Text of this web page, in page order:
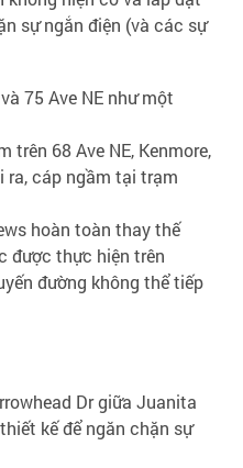
sự ngắn điện (và các sự
75 Ave NE như một
68 Ave NE, Kenmore,
ra, cáp ngầm tại trạm
hoàn toàn thay thế
được thực hiện trên
đường không thể tiếp
Dr giữa Juanita
kế để ngăn chặn sự